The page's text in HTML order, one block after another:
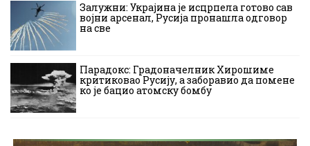
Залужни: Украјина је исцрпела готово сав
војни арсенал, Русија пронашла одговор
на све
Парадокс: Градоначелник Хирошиме
критиковао Русију, а заборавио да помене
ко је бацио атомску бомбу